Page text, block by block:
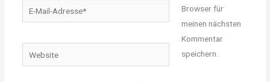
Mail-
Website
Browser für
meinen nächsten
Kommentar
speichern.